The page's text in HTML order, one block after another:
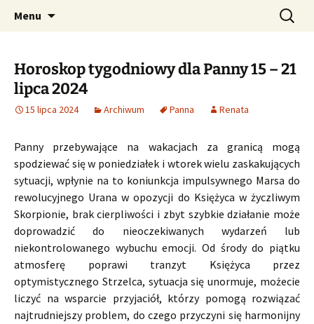
CzaroMarowy horoskop
dzienny, miesięczny i
tygodniowy
Profesjonalne przepowiednie astrologiczne
Menu Szukaj:
Horoskop tygodniowy dla Panny 15 – 21
lipca 2024
15 lipca 2024 Archiwum Panna Renata
Panny przebywające na wakacjach za granicą mogą
spodziewać się w poniedziałek i wtorek wielu zaskakujących
sytuacji, wpłynie na to koniunkcja impulsywnego Marsa do
rewolucyjnego Urana w opozycji do Księżyca w życzliwym
Skorpionie, brak cierpliwości i zbyt szybkie działanie może
doprowadzić do nieoczekiwanych wydarzeń lub
niekontrolowanego wybuchu emocji. Od środy do piątku
atmosferę poprawi tranzyt Księżyca przez
optymistycznego Strzelca, sytuacja się unormuje, możecie
liczyć na wsparcie przyjaciół, którzy pomogą rozwiązać
najtrudniejszy problem, do czego przyczyni się harmonijny